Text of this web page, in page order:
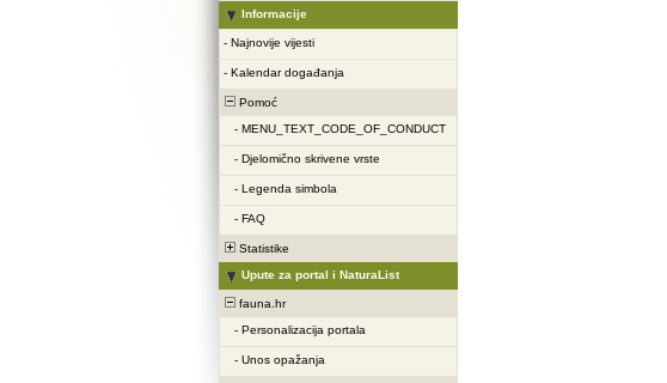
Informacije
- Najnovije vijesti
- Kalendar događanja
Pomoć
- MENU_TEXT_CODE_OF_CONDUCT
- Djelomično skrivene vrste
- Legenda simbola
- FAQ
Statistike
Upute za portal i NaturaList
fauna.hr
- Personalizacija portala
- Unos opažanja